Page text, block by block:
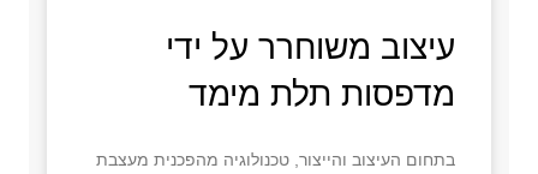
עיצוב משוחרר על ידי
מדפסות תלת מימד
בתחום העיצוב והייצור, טכנולוגיה מהפכנית מעצבת